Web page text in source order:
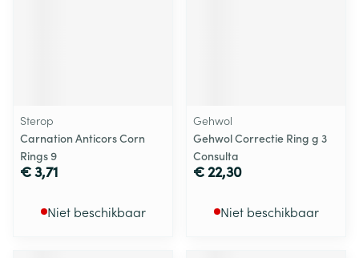
Sterop
Carnation Anticors Corn
Rings 9
€ 3,71
Niet beschikbaar
Gehwol
Gehwol Correctie Ring g 3
Consulta
€ 22,30
Niet beschikbaar